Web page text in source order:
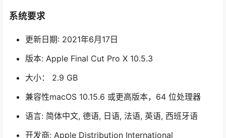
系统要求
更新日期: 2021年6月17日
版本: Apple Final Cut Pro X 10.5.3
大小： 2.9 GB
兼容性macOS 10.15.6 或更高版本，64 位处理器
语言: 简体中文, 德语, 日语, 法语, 英语, 西班牙语
开发商: Apple Distribution International